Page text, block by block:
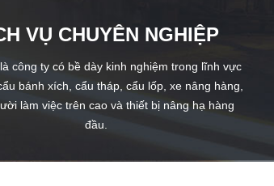
VỤ CHUYÊN NGHIỆP
công ty có bề dày kinh nghiệm trong lĩnh vực
bánh xích, cẩu tháp, cẩu lốp, xe nâng hàng,
làm việc trên cao và thiết bị nâng hạ hàng
đầu.